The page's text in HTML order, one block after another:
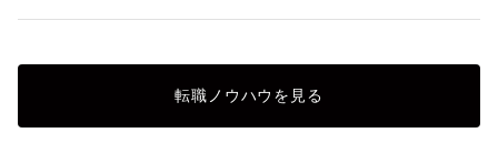
転職ノウハウを見る